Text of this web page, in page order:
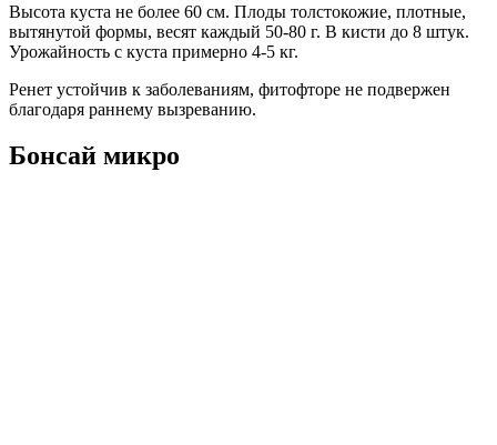
Высота куста не более 60 см. Плоды толстокожие, плотные,
вытянутой формы, весят каждый 50-80 г. В кисти до 8 штук.
Урожайность с куста примерно 4-5 кг.
Ренет устойчив к заболеваниям, фитофторе не подвержен
благодаря раннему вызреванию.
Бонсай микро